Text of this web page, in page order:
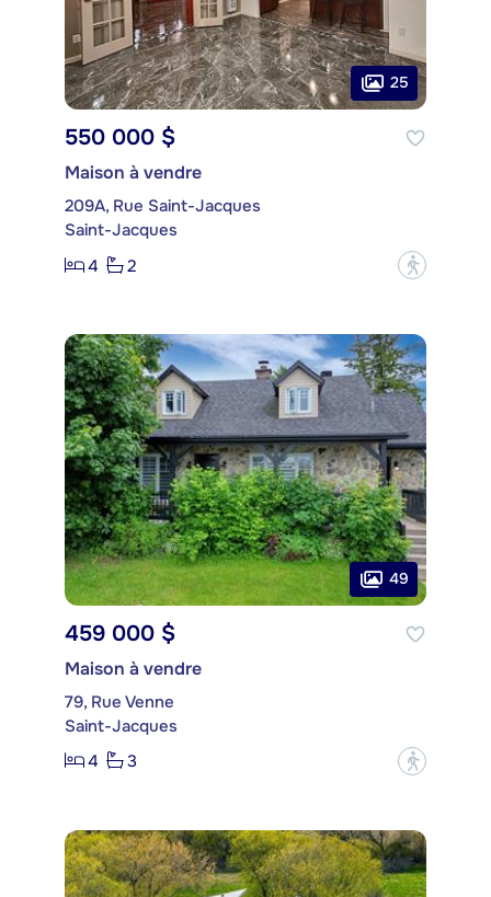
25
550 000 $
Maison à vendre
209A, Rue Saint-Jacques
Saint-Jacques
4
2 ?
49
459 000 $
Maison à vendre
79, Rue Venne
Saint-Jacques
4
3 ?